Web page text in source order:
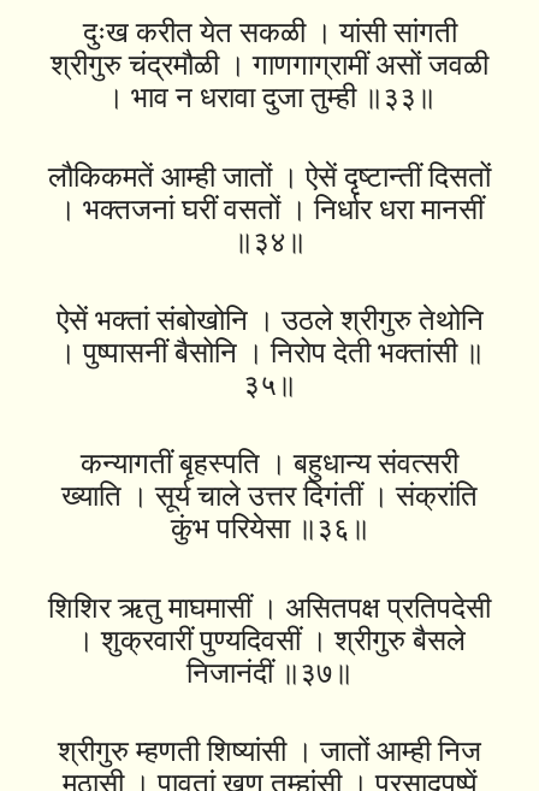
दुःख करीत येत सकळी । यांसी सांगती
श्रीगुरु चंद्रमौळी । गाणगाग्रामीं असों जवळी
। भाव न धरावा दुजा तुम्ही ॥३३॥
लौकिकमतें आम्ही जातों । ऐसें दृष्‍टान्तीं दिसतों
। भक्तजनां घरीं वसतों । निर्धार धरा मानसीं
॥३४॥
ऐसें भक्तां संबोखोनि । उठले श्रीगुरु तेथोनि
। पुष्पासनीं बैसोनि । निरोप देती भक्तांसी ॥
३५॥
कन्यागतीं बृहस्पति । बहुधान्य संवत्सरी
ख्याति । सूर्य चाले उत्तर दिगंतीं । संक्रांति
कुंभ परियेसा ॥३६॥
शिशिर ऋतु माघमासीं । असितपक्ष प्रतिपदेसी
। शुक्रवारीं पुण्यदिवसीं । श्रीगुरु बैसले
निजानंदीं ॥३७॥
श्रीगुरु म्हणती शिष्यांसी । जातों आम्ही निज
मठासी । पावतां खूण तुम्हांसी । प्रसादपुष्पें